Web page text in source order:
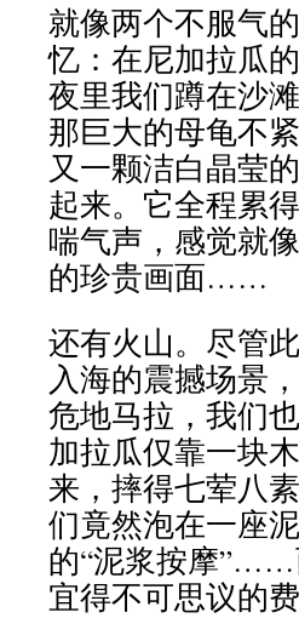
就像两个不服气
忆：在尼加拉瓜
夜里我们蹲在沙
那巨大的母龟不
又一颗洁白晶莹
起来。它全程累
喘气声，感觉就
的珍贵画面……
还有火山。尽管
入海的震撼场景
危地马拉，我们
加拉瓜仅靠一块
来，摔得七荤八
们竟然泡在一座
的“泥浆按摩”……
宜得不可思议的